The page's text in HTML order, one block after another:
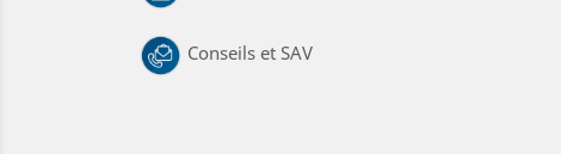
Conseils et SAV